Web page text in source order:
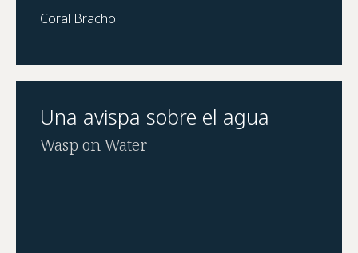
Coral Bracho
Una avispa sobre el agua
Wasp on Water